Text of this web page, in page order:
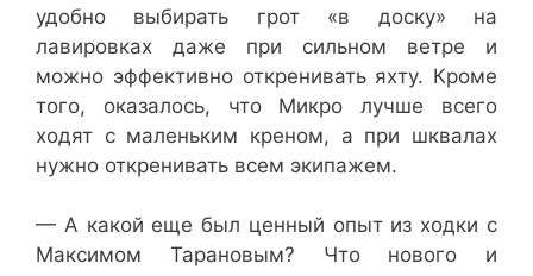
удобно выбирать грот «в доску» на
лавировках даже при сильном ветре и
можно эффективно откренивать яхту. Кроме
того, оказалось, что Микро лучше всего
ходят с маленьким креном, а при шквалах
нужно откренивать всем экипажем.
— А какой еще был ценный опыт из ходки с
Максимом Тарановым? Что нового и